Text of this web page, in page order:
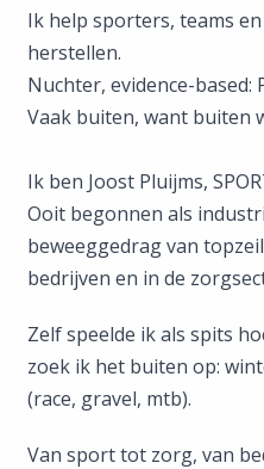
Ik help sporters, teams
herstellen.
Nuchter, evidence-based:
Vaak buiten, want buiten
Ik ben Joost Pluijms,
Ooit begonnen als
beweeggedrag van
bedrijven en in de
Zelf speelde ik als spits
zoek ik het buiten op:
(race, gravel, mtb).
Van sport tot zorg, van